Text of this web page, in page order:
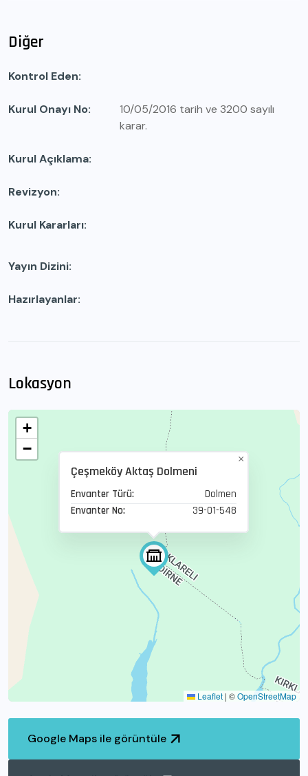
Diğer
Kontrol Eden
Kurul Onayı No
10/05/2016 tarih ve 3200 sayılı
karar.
Kurul Açıklama
Revizyon
Kurul Kararları
Yayın Dizini
Hazırlayanlar
Lokasyon
Çeşmeköy Aktaş Dolmeni
Envanter Türü:
Dolmen
Envanter No:
39-01-548
×
+
−
Leaflet | ©OpenStreetMap
Google Maps ile görüntüle